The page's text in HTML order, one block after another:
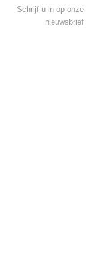
Schrijf u in op onze
nieuwsbrief